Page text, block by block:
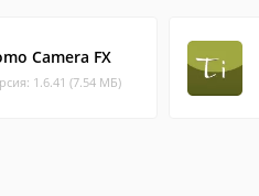
Camera FX
1.6.41 (7.54 МБ)